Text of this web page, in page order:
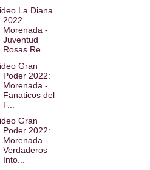
La Diana
2022:
Morenada -
Juventud
Rosas Re...
Gran
Poder 2022:
Morenada -
Fanaticos del
F...
Gran
Poder 2022:
Morenada -
Verdaderos
Into...